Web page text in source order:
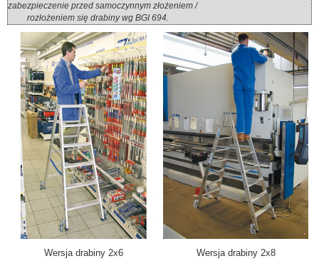
zabezpieczenie przed samoczynnym złożeniem /
rozłożeniem się drabiny wg BGI 694.
Wersja drabiny 2x6 Wersja drabiny 2x8